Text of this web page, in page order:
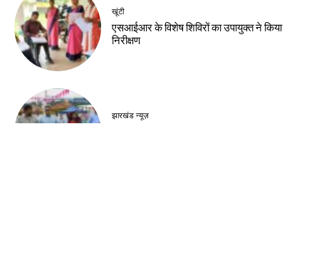
खूंटी
एसआईआर के विशेष शिविरों का उपायुक्त ने किया
निरीक्षण
झारखंड न्यूज़